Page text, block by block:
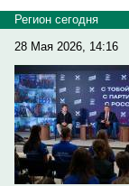
Регион сегодня
28 Мая 2026, 14:16